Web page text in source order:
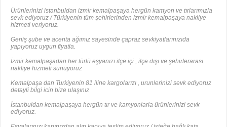
Ürünlerinizi istanbuldan izmir kemalpaşaya hergün kamyon ve tırlarımızla
sevk ediyoruz / Türkiyenin tüm şehirlerinden izmir kemalpaşaya nakliye
hizmeti veriyoruz.
Geniş şube ve acenta ağımız sayesinde çapraz sevkiyatlarınızıda
yapıyoruz uygun fiyatla.
İzmir kemalpaşadan her türlü eşyanızı ilçe içi , ilçe dışı ve şehirlerarası
nakliye hizmeti sunuyoruz
Kemalpaşa dan Turkiyenin 81 iline kargolarızı , urunlerinizi sevk ediyoruz
detayli bilgi icin bize ulaşınız
İstanbuldan kemalpaşaya hergün tır ve kamyonlarla ürünlerinizi sevk
ediyoruz.